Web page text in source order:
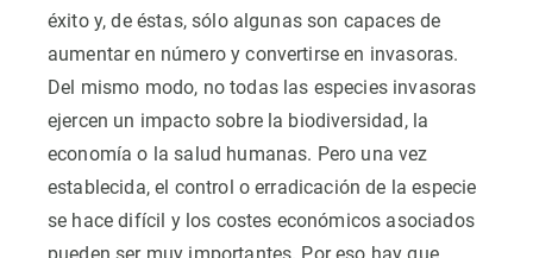
éxito y, de éstas, sólo algunas son capaces de
aumentar en número y convertirse en invasoras.
Del mismo modo, no todas las especies invasoras
ejercen un impacto sobre la biodiversidad, la
economía o la salud humanas. Pero una vez
establecida, el control o erradicación de la especie
se hace difícil y los costes económicos asociados